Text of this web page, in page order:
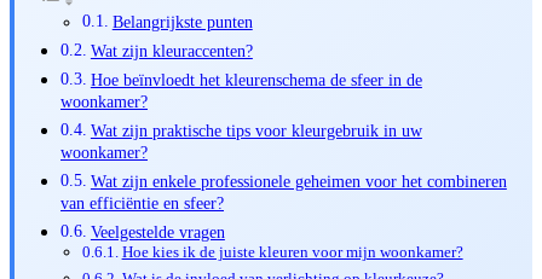
Belangrijkste punten
Wat zijn kleuraccenten?
Hoe beïnvloedt het kleurenschema de sfeer in de
woonkamer?
Wat zijn praktische tips voor kleurgebruik in uw
woonkamer?
Wat zijn enkele professionele geheimen voor het combineren
van efficiëntie en sfeer?
Veelgestelde vragen
Hoe kies ik de juiste kleuren voor mijn woonkamer?